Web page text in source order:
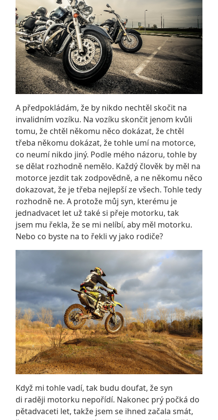
A předpokládám, že by nikdo nechtěl skočit na
invalidním vozíku. Na vozíku skončit jenom kvůli
tomu, že chtěl někomu něco dokázat, že chtěl
třeba někomu dokázat, že tohle umí na motorce,
co neumí nikdo jiný. Podle mého názoru, tohle by
se dělat rozhodně nemělo. Každý člověk by měl na
motorce jezdit tak zodpovědně, a ne někomu něco
dokazovat, že je třeba nejlepší ze všech. Tohle tedy
rozhodně ne. A protože můj syn, kterému je
jednadvacet let už také si přeje motorku, tak
jsem mu řekla, že se mi nelíbí, aby měl motorku.
Nebo co byste na to řekli vy jako rodiče?
Když mi tohle vadí, tak budu doufat, že syn
di raději motorku nepořídí. Nakonec prý počká do
pětadvaceti let, takže jsem se ihned začala smát,